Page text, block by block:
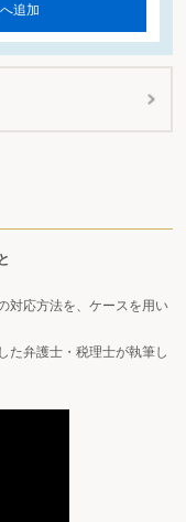
追加
対応方法を、ケースを用い
た弁護士・税理士が執筆し